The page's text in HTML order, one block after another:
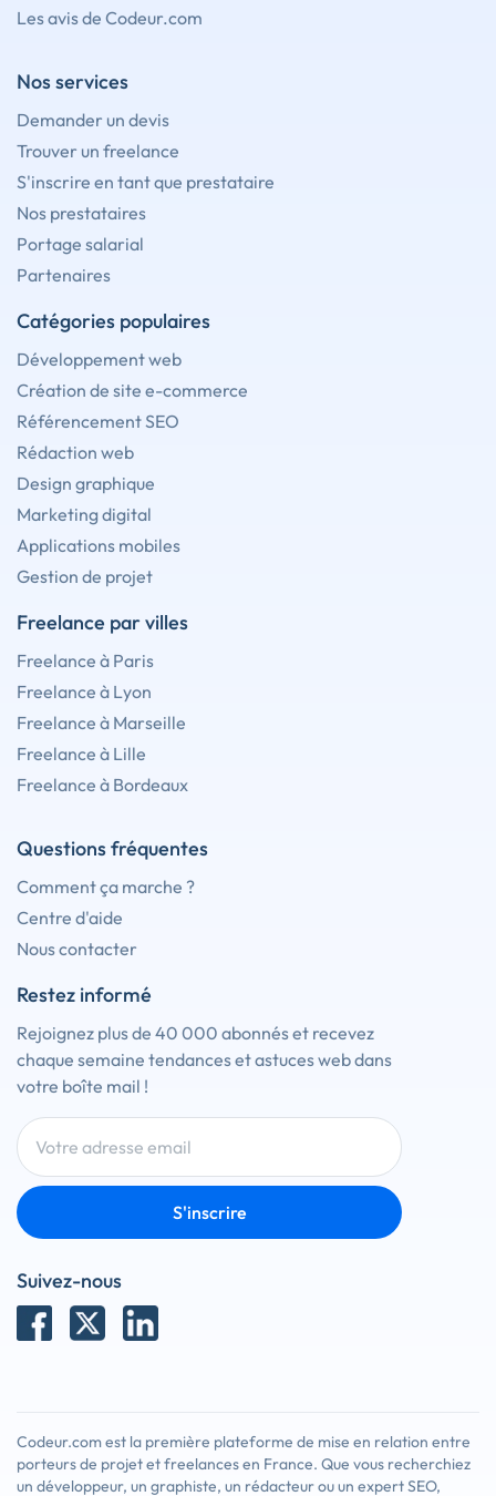
Les avis de Codeur.com
Nos services
Demander un devis
Trouver un freelance
S'inscrire en tant que prestataire
Nos prestataires
Portage salarial
Partenaires
Catégories populaires
Développement web
Création de site e-commerce
Référencement SEO
Rédaction web
Design graphique
Marketing digital
Applications mobiles
Gestion de projet
Freelance par villes
Freelance à Paris
Freelance à Lyon
Freelance à Marseille
Freelance à Lille
Freelance à Bordeaux
Questions fréquentes
Comment ça marche ?
Centre d'aide
Nous contacter
Restez informé
Rejoignez plus de 40 000 abonnés et recevez
chaque semaine tendances et astuces web dans
votre boîte mail !
S'inscrire
Suivez-nous
Codeur.com est la première plateforme de mise en relation entre
porteurs de projet et freelances en France. Que vous recherchiez
un développeur, un graphiste, un rédacteur ou un expert SEO,